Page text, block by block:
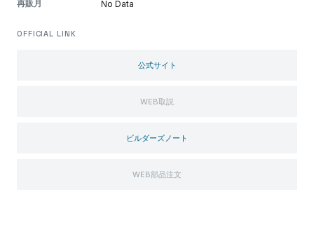
再販月 No Data
OFFICIAL LINK
公式サイト
WEB取説
ビルダーズノート
WEB部品注文